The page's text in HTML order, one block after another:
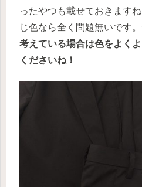
ったやつも載せておきます
じ色なら全く問題無いです。
考えている場合は色をよく
くださいね！